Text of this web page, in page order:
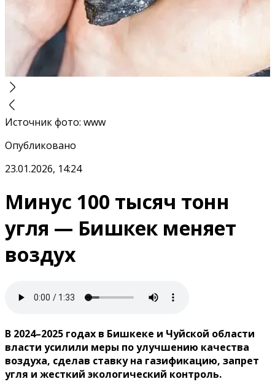
Источник фото: www
Опубликовано
23.01.2026, 14:24
Минус 100 тысяч тонн
угля — Бишкек меняет
воздух
В 2024–2025 годах в Бишкеке и Чуйской области
власти усилили меры по улучшению качества
воздуха, сделав ставку на газификацию, запрет
угля и жесткий экологический контроль.